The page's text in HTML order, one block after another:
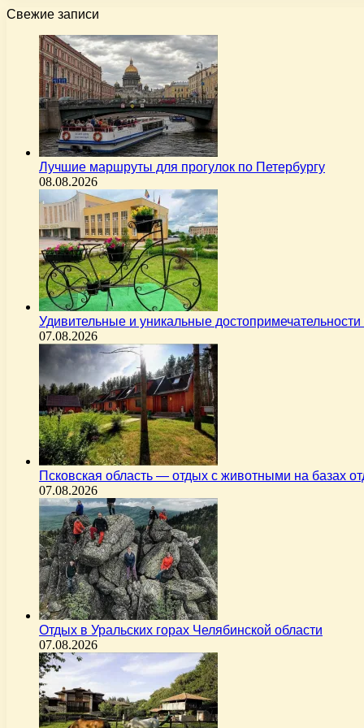
Свежие записи
Лучшие маршруты для прогулок по Петербургу
08.08.2026
Удивительные и уникальные
07.08.2026
Псковская область — отдых с животными на базах
07.08.2026
Отдых в Уральских горах Челябинской области
07.08.2026